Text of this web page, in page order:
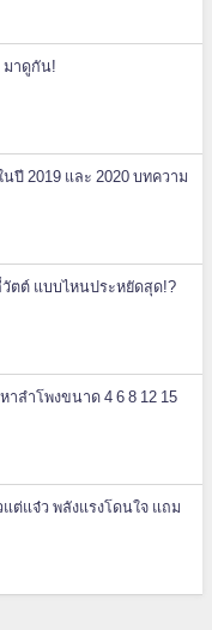
มาดูกัน!
ปี 2019 และ 2020 บทความ
วัตต์ แบบไหนประหยัดสุด!?
าลำโพงขนาด 4 6 8 12 15
ต่แจ๋ว พลังแรงโดนใจ แถม